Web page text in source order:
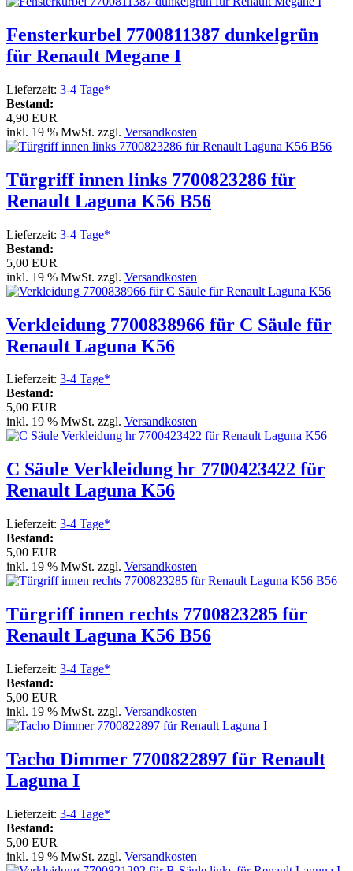
Fensterkurbel 7700811387 dunkelgrün
für Renault Megane I
Lieferzeit: 3-4 Tage*
Bestand:
4,90 EUR
inkl. 19 % MwSt. zzgl. Versandkosten
Türgriff innen links 7700823286 für
Renault Laguna K56 B56
Lieferzeit: 3-4 Tage*
Bestand:
5,00 EUR
inkl. 19 % MwSt. zzgl. Versandkosten
Verkleidung 7700838966 für C Säule für
Renault Laguna K56
Lieferzeit: 3-4 Tage*
Bestand:
5,00 EUR
inkl. 19 % MwSt. zzgl. Versandkosten
C Säule Verkleidung hr 7700423422 für
Renault Laguna K56
Lieferzeit: 3-4 Tage*
Bestand:
5,00 EUR
inkl. 19 % MwSt. zzgl. Versandkosten
Türgriff innen rechts 7700823285 für
Renault Laguna K56 B56
Lieferzeit: 3-4 Tage*
Bestand:
5,00 EUR
inkl. 19 % MwSt. zzgl. Versandkosten
Tacho Dimmer 7700822897 für Renault
Laguna I
Lieferzeit: 3-4 Tage*
Bestand:
5,00 EUR
inkl. 19 % MwSt. zzgl. Versandkosten